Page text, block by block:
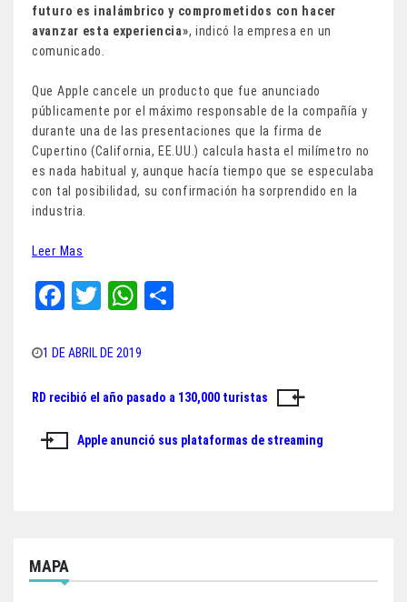
futuro es inalámbrico y comprometidos con hacer
avanzar esta experiencia», indicó la empresa en un
comunicado.
Que Apple cancele un producto que fue anunciado
públicamente por el máximo responsable de la compañía y
durante una de las presentaciones que la firma de
Cupertino (California, EE.UU.) calcula hasta el milímetro no
es nada habitual y, aunque hacía tiempo que se especulaba
con tal posibilidad, su confirmación ha sorprendido en la
industria.
Leer Mas
Fa
bo
ok
T
tt
er
W
ts
pp
1 DE ABRIL DE 2019
Navegación
de
RD recibió el año pasado a 130,000 turistas
Apple anunció sus plataformas de streaming
MAPA